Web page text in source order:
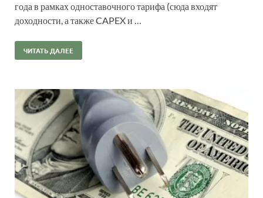
года в рамках одноставочного тарифа (сюда входят
доходности, а также CAPEX и …
ЧИТАТЬ ДАЛЕЕ